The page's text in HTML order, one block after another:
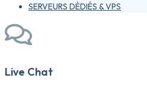
SERVEURS DÉDIÉS & VPS
Live Chat